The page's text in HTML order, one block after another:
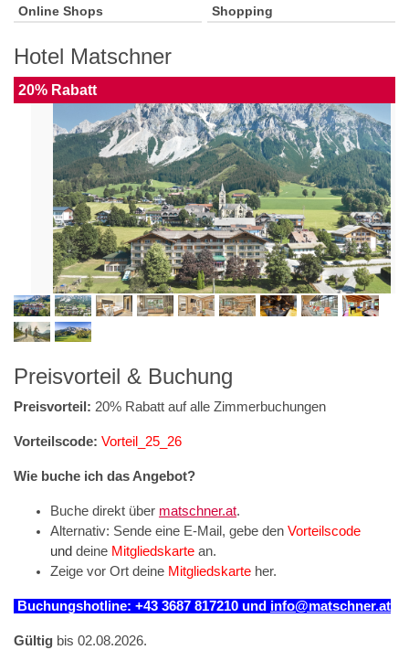
Online Shops Shopping
Hotel Matschner
20% Rabatt
Preisvorteil & Buchung
Preisvorteil: 20% Rabatt auf alle Zimmerbuchungen
Vorteilscode: Vorteil_25_26
Wie buche ich das Angebot?
Buche direkt über matschner.at.
Alternativ: Sende eine E-Mail, gebe den Vorteilscode
und deine Mitgliedskarte an.
Zeige vor Ort deine Mitgliedskarte her.
Buchungshotline: +43 3687 817210 und info@matschner.at
Gültig bis 02.08.2026.